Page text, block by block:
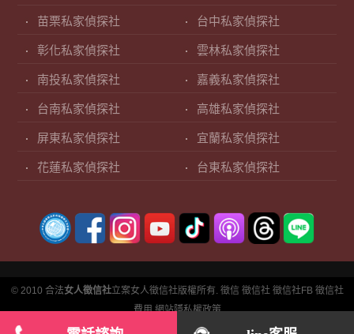
苗栗私家偵探社 台中私家偵探社
彰化私家偵探社 雲林私家偵探社
南投私家偵探社 嘉義私家偵探社
台南私家偵探社 高雄私家偵探社
屏東私家偵探社 宜蘭私家偵探社
花蓮私家偵探社 台東私家偵探社
© 2010 合法女人徵信社立案女人徵信社版權所有. 徵信 徵信社 徵信社FB 徵信社
費用 網站隱私權政策